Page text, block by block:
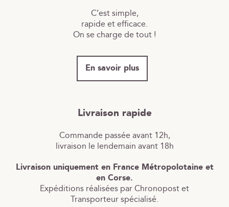
C’est simple,
rapide et efficace.
On se charge de tout !
En savoir plus
Livraison rapide
Commande passée avant 12h,
livraison le lendemain avant 18h
Livraison uniquement en France Métropolotaine et
en Corse.
Expéditions réalisées par Chronopost et
Transporteur spécialisé.